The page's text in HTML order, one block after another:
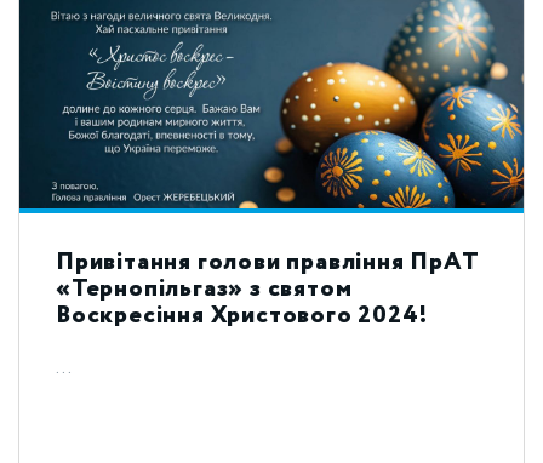
Привітання голови правління ПрАТ
«Тернопільгаз» з святом
Воскресіння Христового 2024!
...